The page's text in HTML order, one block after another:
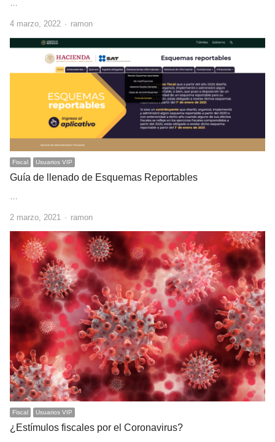
4 marzo, 2022 Author
ramon
Fiscal Usuarios VIP
Guía de llenado de Esquemas Reportables
2 marzo, 2021 Author
ramon
Fiscal Usuarios VIP
¿Estímulos fiscales por el Coronavirus?